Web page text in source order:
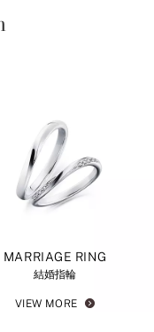
MARRIAGE RING
結婚指輪
VIEW MORE